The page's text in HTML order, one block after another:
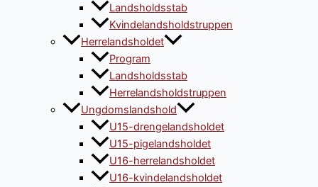
Landsholdsstab
Kvindelandsholdstruppen
Herrelandsholdet
Program
Landsholdsstab
Herrelandsholdstruppen
Ungdomslandshold
U15-drengelandsholdet
U15-pigelandsholdet
U16-herrelandsholdet
U16-kvindelandsholdet